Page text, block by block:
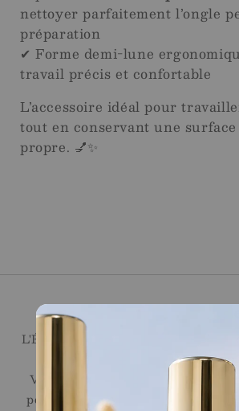
nettoyer parfaitement l’ongle
préparation
✔ Forme demi-lune
travail précis et confortable
L’accessoire idéal pour
tout en conservant une
propre. 💅✨
L'École de l'Ongle réunit un centre
onglerie et une boutique en
Valais. Nous proposons des
pour les débutantes, les personnes